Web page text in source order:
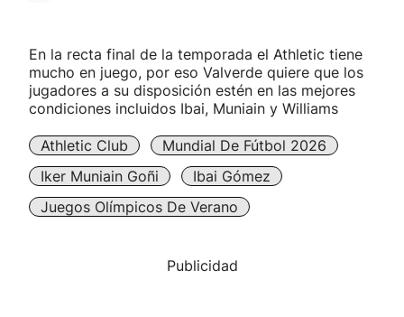
Carreras de montaña
"Helmuga"
En la recta final de la temporada el Athletic tiene
mucho en juego, por eso Valverde quiere que los
jugadores a su disposición estén en las mejores
condiciones incluidos Ibai, Muniain y Williams
Athletic Club
Mundial De Fútbol 2026
Iker Muniain Goñi
Ibai Gómez
Juegos Olímpicos De Verano
Publicidad